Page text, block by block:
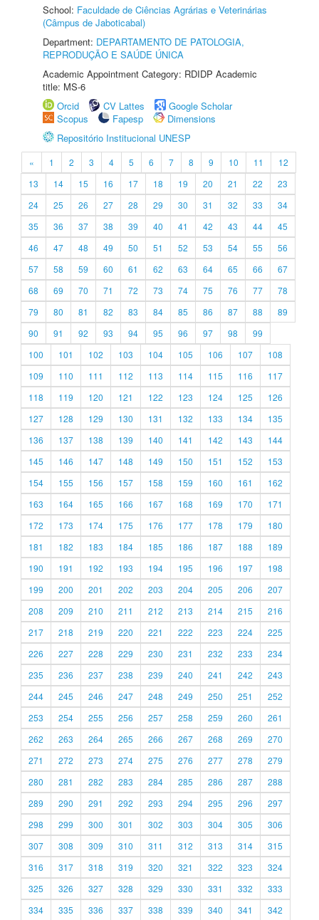
School: Faculdade de Ciências Agrárias e Veterinárias
(Câmpus de Jaboticabal)
Department: DEPARTAMENTO DE PATOLOGIA,
REPRODUÇÃO E SAÚDE ÚNICA
Academic Appointment Category: RDIDP Academic
title: MS-6
Orcid
CV Lattes
Google Scholar
Scopus
Fapesp
Dimensions
Repositório Institucional UNESP
« 1 2 3 4 5 6 7 8 9 10 11
12
13
14 15 16 17 18 19 20 21 22
23
24
25 26 27 28 29 30 31 32 33
34
35
36 37 38 39 40 41 42 43 44
45
46
47 48 49 50 51 52 53 54 55
56
57
58 59 60 61 62 63 64 65 66
67
68
69 70 71 72 73 74 75 76 77
78
79
80 81 82 83 84 85 86 87 88
89
90
91 92 93 94 95 96 97 98
99
100
101 102 103 104 105 106 107
108
109
110 111 112 113 114 115 116
117
118
119 120 121 122 123 124 125
126
127
128 129 130 131 132 133 134
135
136
137 138 139 140 141 142 143
144
145
146 147 148 149 150 151 152
153
154
155 156 157 158 159 160 161
162
163
164 165 166 167 168 169 170
171
172
173 174 175 176 177 178 179
180
181
182 183 184 185 186 187 188
189
190
191 192 193 194 195 196 197
198
199
200 201 202 203 204 205 206
207
208
209 210 211 212 213 214 215
216
217
218 219 220 221 222 223 224
225
226
227 228 229 230 231 232 233
234
235
236 237 238 239 240 241 242
243
244
245 246 247 248 249 250 251
252
253
254 255 256 257 258 259 260
261
262
263 264 265 266 267 268 269
270
271
272 273 274 275 276 277 278
279
280
281 282 283 284 285 286 287
288
289
290 291 292 293 294 295 296
297
298
299 300 301 302 303 304 305
306
307
308 309 310 311 312 313 314
315
316
317 318 319 320 321 322 323
324
325
326 327 328 329 330 331 332
333
334
335 336 337 338 339 340 341 342